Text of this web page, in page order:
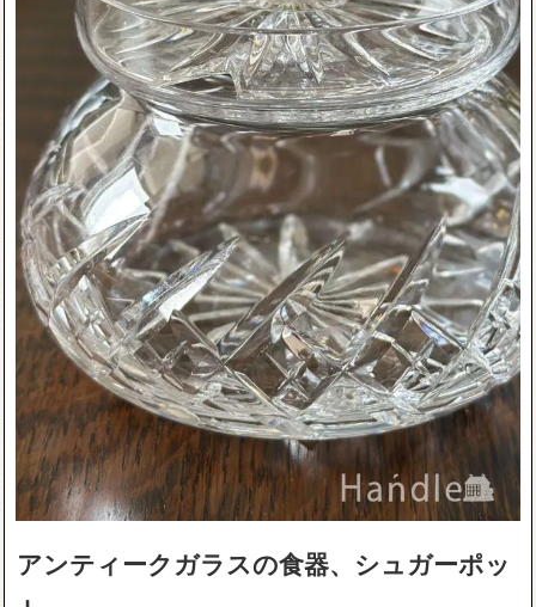
アンティークガラスの食器、シュガーポッ